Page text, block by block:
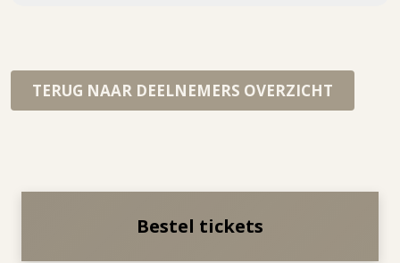
TERUG NAAR DEELNEMERS OVERZICHT
Bestel tickets